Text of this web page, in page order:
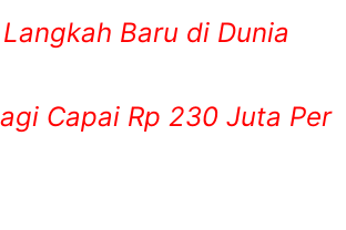
Baru di Dunia
Capai Rp 230 Juta Per